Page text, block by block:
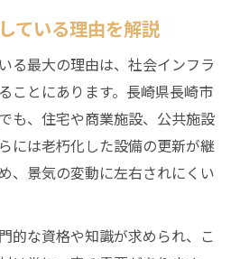
ている理由を解説
る最大の理由は、社会インフラ
ことにあります。長崎県長崎市
も、住宅や商業施設、公共施設
には老朽化した設備の更新が継
、景気の変動に左右されにくい
的な資格や知識が求められ、こ